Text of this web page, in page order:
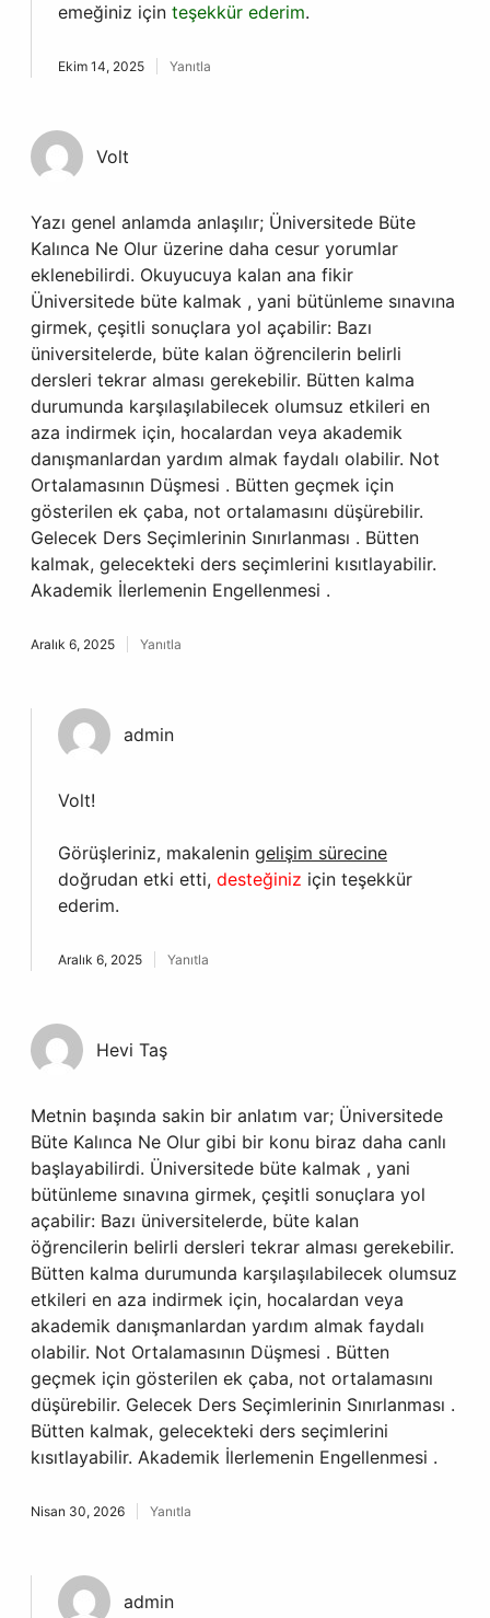
emeğiniz için teşekkür ederim.
Ekim 14, 2025 Yanıtla
Volt
Yazı genel anlamda anlaşılır; Üniversitede Büte
Kalınca Ne Olur üzerine daha cesur yorumlar
eklenebilirdi. Okuyucuya kalan ana fikir
Üniversitede büte kalmak , yani bütünleme sınavına
girmek, çeşitli sonuçlara yol açabilir: Bazı
üniversitelerde, büte kalan öğrencilerin belirli
dersleri tekrar alması gerekebilir. Bütten kalma
durumunda karşılaşılabilecek olumsuz etkileri en
aza indirmek için, hocalardan veya akademik
danışmanlardan yardım almak faydalı olabilir. Not
Ortalamasının Düşmesi . Bütten geçmek için
gösterilen ek çaba, not ortalamasını düşürebilir.
Gelecek Ders Seçimlerinin Sınırlanması . Bütten
kalmak, gelecekteki ders seçimlerini kısıtlayabilir.
Akademik İlerlemenin Engellenmesi .
Aralık 6, 2025 Yanıtla
admin
Volt!
Görüşleriniz, makalenin gelişim sürecine
doğrudan etki etti, desteğiniz için teşekkür
ederim.
Aralık 6, 2025 Yanıtla
Hevi Taş
Metnin başında sakin bir anlatım var; Üniversitede
Büte Kalınca Ne Olur gibi bir konu biraz daha canlı
başlayabilirdi. Üniversitede büte kalmak , yani
bütünleme sınavına girmek, çeşitli sonuçlara yol
açabilir: Bazı üniversitelerde, büte kalan
öğrencilerin belirli dersleri tekrar alması gerekebilir.
Bütten kalma durumunda karşılaşılabilecek olumsuz
etkileri en aza indirmek için, hocalardan veya
akademik danışmanlardan yardım almak faydalı
olabilir. Not Ortalamasının Düşmesi . Bütten
geçmek için gösterilen ek çaba, not ortalamasını
düşürebilir. Gelecek Ders Seçimlerinin Sınırlanması .
Bütten kalmak, gelecekteki ders seçimlerini
kısıtlayabilir. Akademik İlerlemenin Engellenmesi .
Nisan 30, 2026 Yanıtla
admin